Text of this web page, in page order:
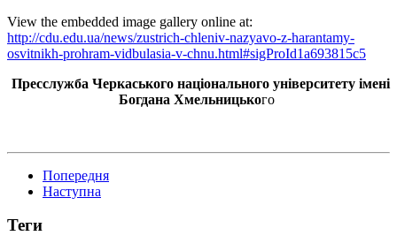
View the embedded image gallery online at:
http://cdu.edu.ua/news/zustrich-chleniv-nazyavo-z-harantamy-
osvitnikh-prohram-vidbulasia-v-chnu.html#sigProId1a693815c5
Пресслужба Черкаського національного університету імені
Богдана Хмельницького
Попередня
Наступна
Теги